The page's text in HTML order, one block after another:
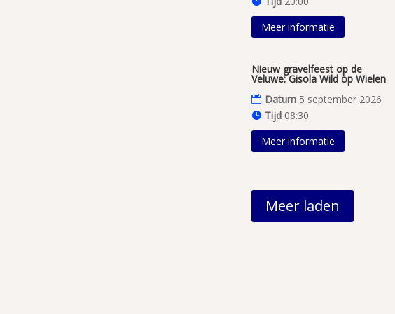
Meer informatie
Nieuw gravelfeest op de
Veluwe: Gisola Wild op Wielen
Datum 5 september 2026
Tijd 08:30
Meer informatie
Meer laden